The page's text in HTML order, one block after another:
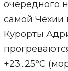
очередного
самой Чехии
Курорты
+23...25°С